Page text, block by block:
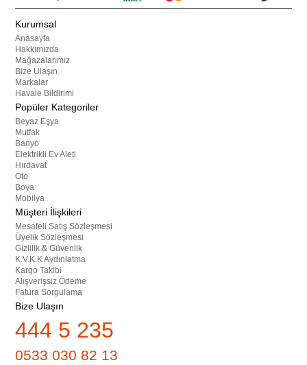
Kurumsal
Anasayfa
Hakkımızda
Mağazalarımız
Bize Ulaşın
Markalar
Havale Bildirimi
Popüler Kategoriler
Beyaz Eşya
Mutfak
Banyo
Elektrikli Ev Aleti
Hırdavat
Oto
Boya
Mobilya
Müşteri İlişkileri
Mesafeli Satış Sözleşmesi
Üyelik Sözleşmesi
Gizlilik & Güvenlik
K.V.K.K Aydınlatma
Kargo Takibi
Alışverişsiz Ödeme
Fatura Sorgulama
Bize Ulaşın
444 5 235
0533 030 82 13